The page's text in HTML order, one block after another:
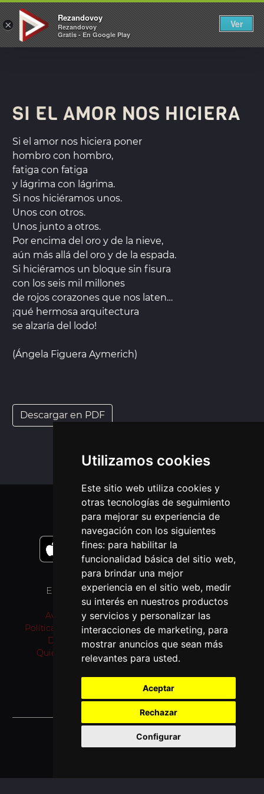
Utilizamos cookies
Este sitio web utiliza cookies y
otras tecnologías de seguimiento
para mejorar su experiencia de
navegación con los siguientes
fines: para habilitar la
funcionalidad básica del sitio web,
para brindar una mejor
experiencia en el sitio web, medir
su interés en nuestros productos
y servicios y personalizar las
interacciones de marketing, para
mostrar anuncios que sean más
relevantes para usted.
Aceptar
Rechazar
Configurar
×
Rezandovoy
Rezandovoy
Gratis - En Google Play
Ver
REZANDOVOY
SI EL AMOR NOS HICIERA
Si el amor nos hiciera poner
hombro con hombro,
fatiga con fatiga
y lágrima con lágrima.
Si nos hiciéramos unos.
Unos con otros.
Unos junto a otros.
Por encima del oro y de la nieve,
aún más allá del oro y de la espada.
Si hiciéramos un bloque sin fisura
con los seis mil millones
de rojos corazones que nos laten…
¡qué hermosa arquitectura
se alzaría del lodo!
(Ángela Figuera Aymerich)
Descargar en PDF
APLICACIONES MÓVIL
ENLACES
Aviso Legal
Política de privacidad
Donativos
Quiénes somos
OTROS IDIOMAS
Pray as you go (inglés)
Passo a rezar (portugués)
Prie en Chemin (francés)
Bidden Onderweg
(neerlandés)
Fi tariqi osally (árabe)
© 2026 Jesuitas España